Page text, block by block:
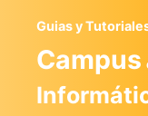
Guias y
Campus